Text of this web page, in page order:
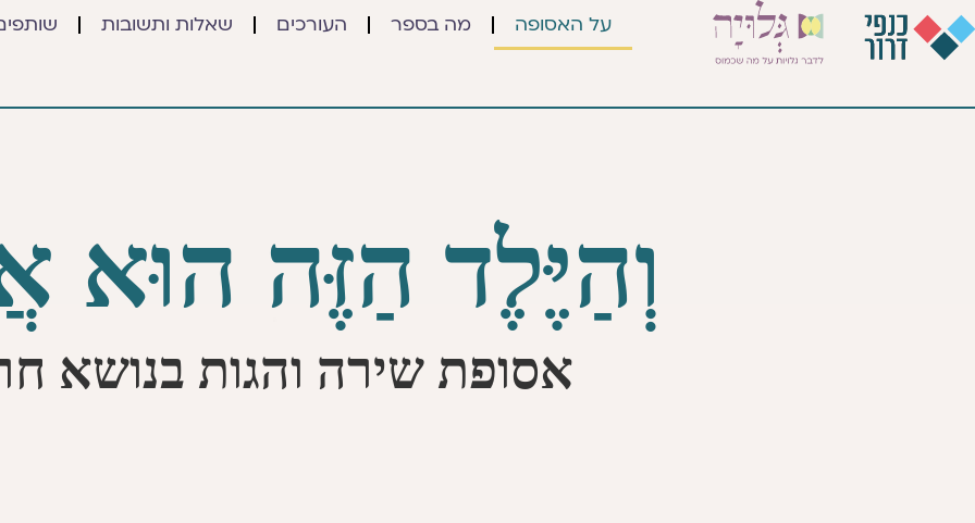
לתוכן
על האסופה מה בספר העורכים שאלות ותשובות
וְהַיֶּלֶד הַזֶּה הוּא
אסופת שירה והגות בנושא